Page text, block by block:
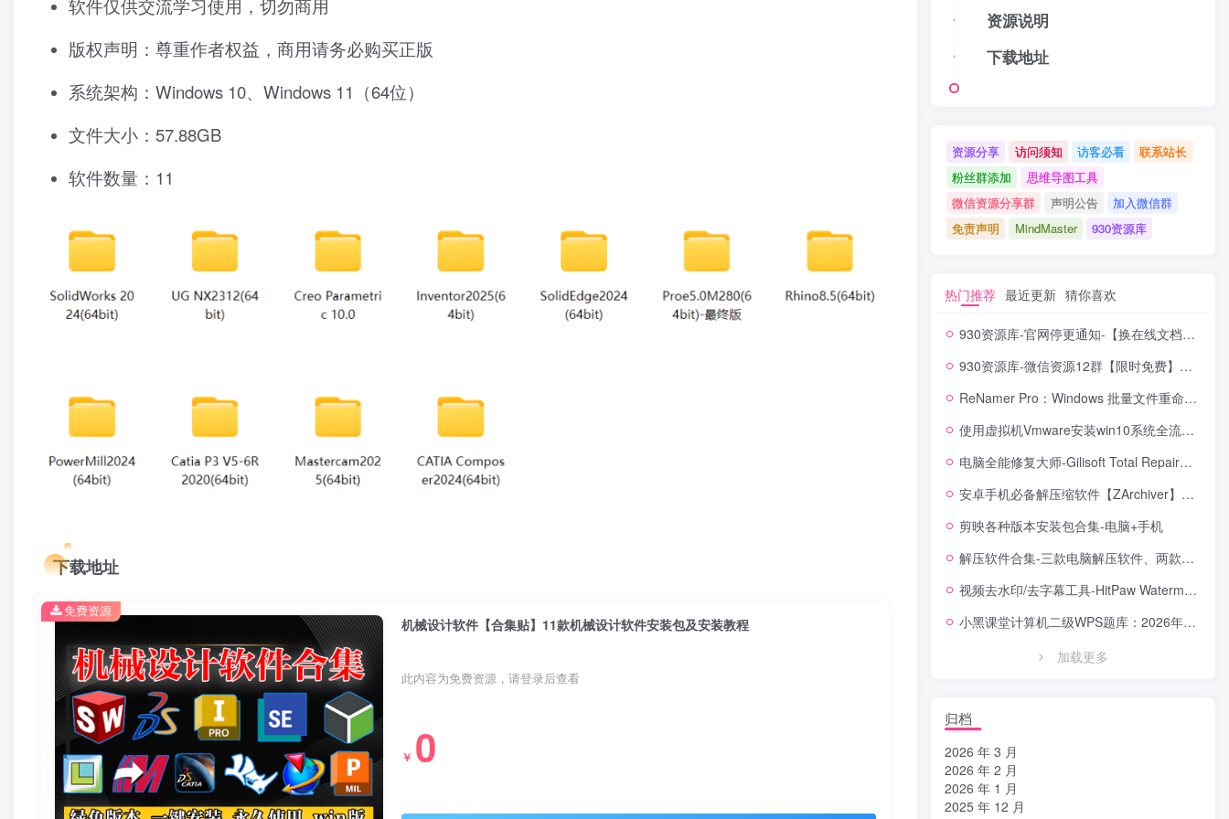
软件仅供交流学习使用，切勿商用
版权声明：尊重作者权益，商用请务必购买正版
系统架构：Windows 10、Windows 11（64位）
文件大小：57.88GB
软件数量：11
下载地址
机械设计软件【合集贴】11款机械设计软件安装包及安装教程
此内容为免费资源，请登录后查看
￥ 0
免费资源
资源说明
下载地址
资源分享 访问须知 访客必看
联系站长
粉丝群添加
思维导图工具
微信资源分享群
声明公告
加入微信群
免责声明
MindMaster 930资源库
热门推荐 最近更新 猜你喜欢
930资源库-官网停更通知-【换在线文档更新-每日更新】
930资源库-微信资源12群【限时免费】开放入群中！！！
ReNamer Pro：Windows 批量文件重命名神器，正则 + 脚本全能搞定！
使用虚拟机Vmware安装win10系统全流程【含系统镜像】
电脑全能修复大师-Gilisoft Total Repair【中文版】
安卓手机必备解压缩软件【ZArchiver】安卓全能解压缩工具，格式全兼容 + 无广告体验
剪映各种版本安装包合集-电脑+手机
解压软件合集-三款电脑解压软件、两款手机解压软件
视频去水印/去字幕工具-HitPaw Watermark Remover Portable便携版去水印工具
小黑课堂计算机二级WPS题库：2026年3月考试专用，14套真题直接刷！！！
加载更多
归档
2026 年 3 月
2026 年 2 月
2026 年 1 月
2025 年 12 月